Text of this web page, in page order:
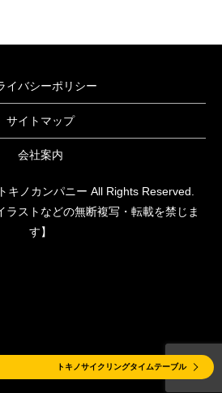
イバシーポリシー
サイトマップ
会社案内
キノカンパニー All Rights Reserved.
ラストなどの無断複写・転載を禁じま
す】
トキノサイクリングタイムテーブル